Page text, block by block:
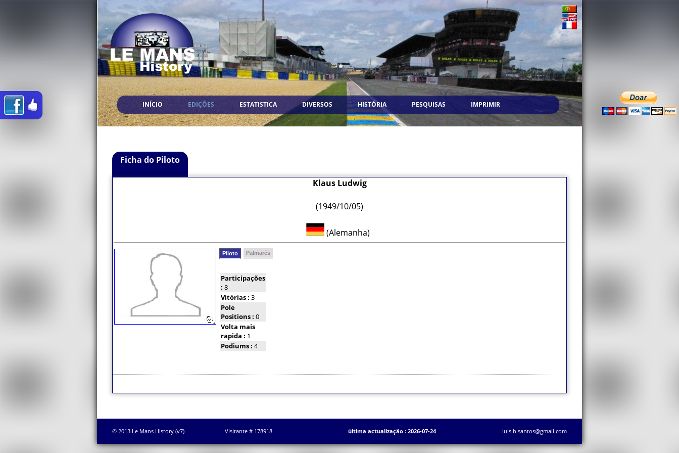
INÍCIO EDIÇÕES ESTATISTICA DIVERSOS HISTÓRIA PESQUISAS IMPRIMIR
Ficha do Piloto
Klaus Ludwig
(1949/10/05)
(Alemanha)
Piloto Palmarés
Participações
: 8
Vitórias : 3
Pole
Positions : 0
Volta mais
rapida : 1
Podiums : 4
© 2013 Le Mans History (v7) Visitante # 178918 última actualização : 2026-07-24 luis.h.santos@gmail.com